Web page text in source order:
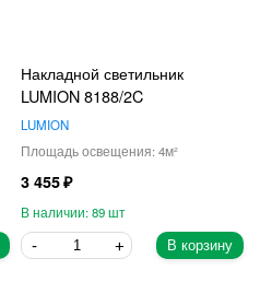
Накладной светильник
LUMION 8188/2C
LUMION
4
3 455
89
В корзину